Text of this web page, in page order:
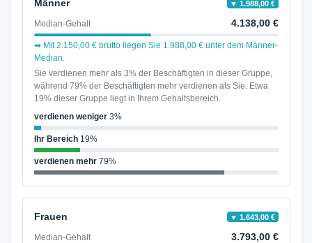
Männer ▼ 1.988,00 €
Median-Gehalt 4.138,00 €
➡ Mit 2.150,00 € brutto liegen Sie 1.988,00 € unter dem Männer-
Median.
Sie verdienen mehr als 3% der Beschäftigten in dieser Gruppe,
während 79% der Beschäftigten mehr verdienen als Sie. Etwa
19% dieser Gruppe liegt in Ihrem Gehaltsbereich.
verdienen weniger3%
Ihr Bereich19%
verdienen mehr79%
Frauen ▼ 1.643,00 €
Median-Gehalt 3.793,00 €